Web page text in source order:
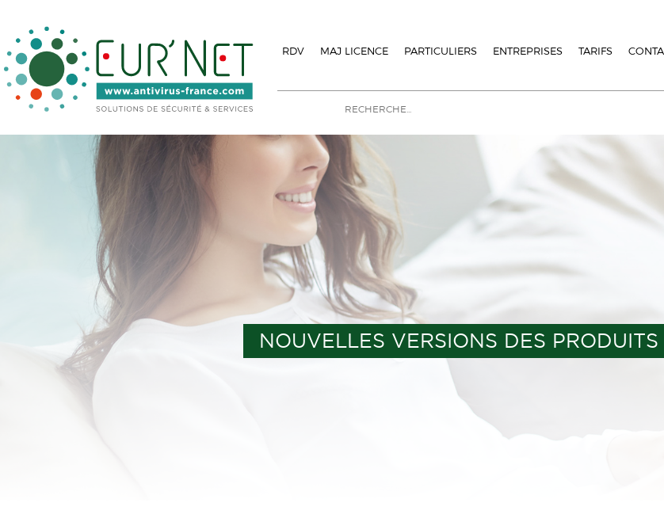
RDV MAJ LICENCE PARTICULIERS ENTREPRISES TARIFS
NOUVELLES VERSIONS DES PRODUITS